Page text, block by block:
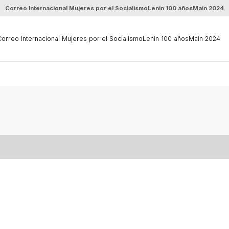
Correo Internacional Mujeres por el SocialismoLenin 100 añosMain 2024
Internacional Mujeres por el SocialismoLenin 100 añosMain 2024